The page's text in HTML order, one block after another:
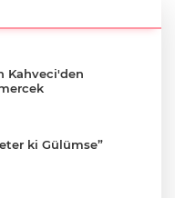
Kahveci'den
ki Gülümse”